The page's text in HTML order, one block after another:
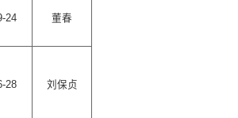
24 董春
28 刘保贞